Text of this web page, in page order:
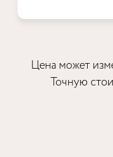
Цена может
Точную